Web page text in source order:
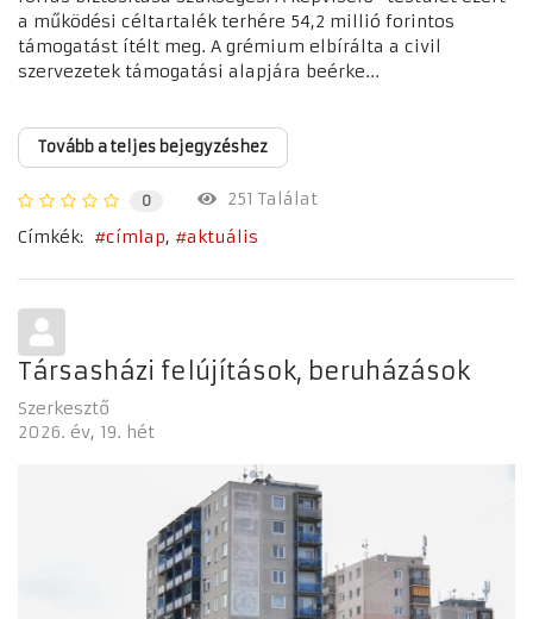
a működési céltartalék terhére 54,2 millió forintos
támogatást ítélt meg. A grémium elbírálta a civil
szervezetek támogatási alapjára beérke...
Tovább a teljes bejegyzéshez
0
251 Találat
Címkék:
címlap aktuális
Társasházi felújítások, beruházások
Szerkesztő
2026. év 19. hét